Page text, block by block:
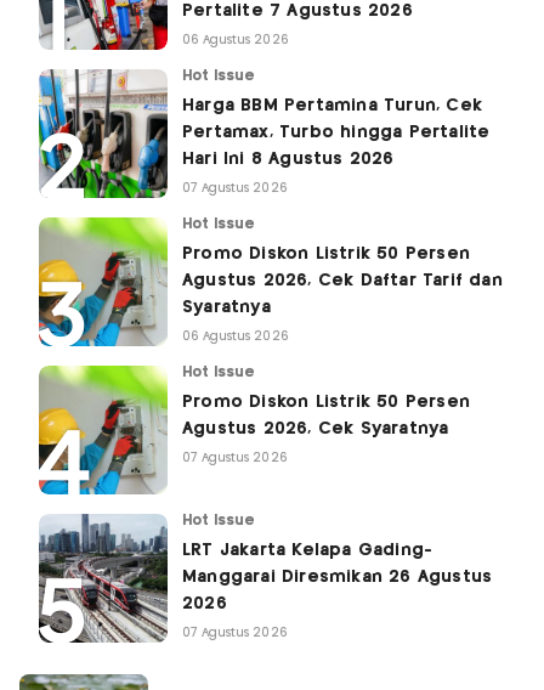
Pertalite 7 Agustus 2026
06 Agustus 2026
Hot Issue
Harga BBM Pertamina Turun, Cek
Pertamax, Turbo hingga Pertalite
Hari Ini 8 Agustus 2026
07 Agustus 2026
Hot Issue
Promo Diskon Listrik 50 Persen
Agustus 2026, Cek Daftar Tarif dan
Syaratnya
06 Agustus 2026
Hot Issue
Promo Diskon Listrik 50 Persen
Agustus 2026, Cek Syaratnya
07 Agustus 2026
Hot Issue
LRT Jakarta Kelapa Gading-
Manggarai Diresmikan 26 Agustus
2026
07 Agustus 2026